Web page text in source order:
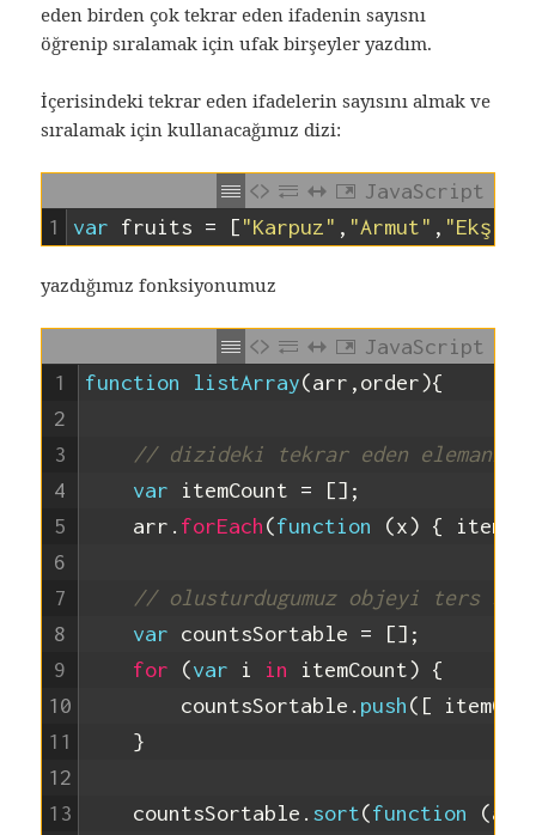
eden birden çok tekrar eden ifadenin sayısnı
öğrenip sıralamak için ufak birşeyler yazdım.
İçerisindeki tekrar eden ifadelerin sayısını almak ve
sıralamak için kullanacağımız dizi:
JavaScript
1
var fruits = ["Karpuz" , "Armut" , "Ekşi
yazdığımız fonksiyonumuz
JavaScript
1
2
3
4
5
6
7
8
9
10
11
12
13
function listArray(arr ,order){
// dizideki tekrar eden
var
itemCount = [] ;
arr . forEach(function (x) {
// olusturdugumuz objeyi ters
var countsSortable = [] ;
for
(var i in itemCount) {
countsSortable . push( [
}
countsSortable . sort(function (a